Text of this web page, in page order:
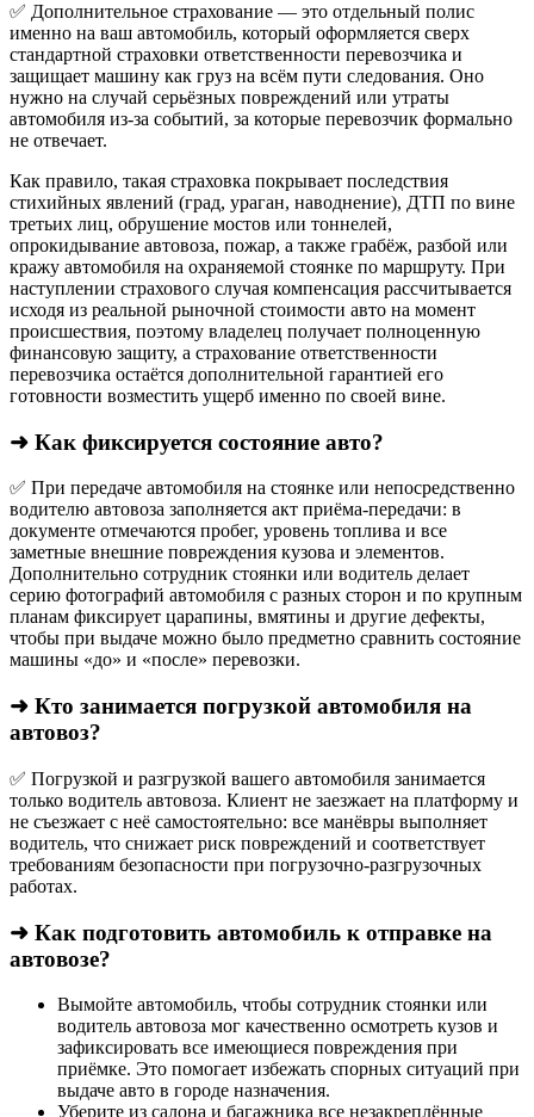
✅ Дополнительное страхование — это отдельный полис
именно на ваш автомобиль, который оформляется сверх
стандартной страховки ответственности перевозчика и
защищает машину как груз на всём пути следования. Оно
нужно на случай серьёзных повреждений или утраты
автомобиля из‑за событий, за которые перевозчик формально
не отвечает.​
Как правило, такая страховка покрывает последствия
стихийных явлений (град, ураган, наводнение), ДТП по вине
третьих лиц, обрушение мостов или тоннелей,
опрокидывание автовоза, пожар, а также грабёж, разбой или
кражу автомобиля на охраняемой стоянке по маршруту. При
наступлении страхового случая компенсация рассчитывается
исходя из реальной рыночной стоимости авто на момент
происшествия, поэтому владелец получает полноценную
финансовую защиту, а страхование ответственности
перевозчика остаётся дополнительной гарантией его
готовности возместить ущерб именно по своей вине.
➜ Как фиксируется состояние авто?
✅ При передаче автомобиля на стоянке или непосредственно
водителю автовоза заполняется акт приёма-передачи: в
документе отмечаются пробег, уровень топлива и все
заметные внешние повреждения кузова и элементов.
Дополнительно сотрудник стоянки или водитель делает
серию фотографий автомобиля с разных сторон и по крупным
планам фиксирует царапины, вмятины и другие дефекты,
чтобы при выдаче можно было предметно сравнить состояние
машины «до» и «после» перевозки.
➜ Кто занимается погрузкой автомобиля на
автовоз?
✅ Погрузкой и разгрузкой вашего автомобиля занимается
только водитель автовоза. Клиент не заезжает на платформу и
не съезжает с неё самостоятельно: все манёвры выполняет
водитель, что снижает риск повреждений и соответствует
требованиям безопасности при погрузочно-разгрузочных
работах.
➜ Как подготовить автомобиль к отправке на
автовозе?
Вымойте автомобиль, чтобы сотрудник стоянки или
водитель автовоза мог качественно осмотреть кузов и
зафиксировать все имеющиеся повреждения при
приёмке. Это помогает избежать спорных ситуаций при
выдаче авто в городе назначения.
Уберите из салона и багажника все незакреплённые